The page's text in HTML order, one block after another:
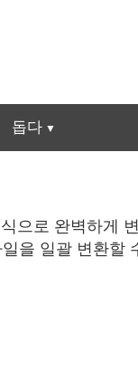
돕다
으로 완벽하게
을 일괄 변환할